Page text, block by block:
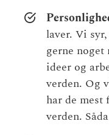
laver. Vi
gerne
ideer og
verden. Og
har de mest
verden.